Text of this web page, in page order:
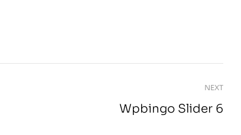
NEXT
Wpbingo Slider 6